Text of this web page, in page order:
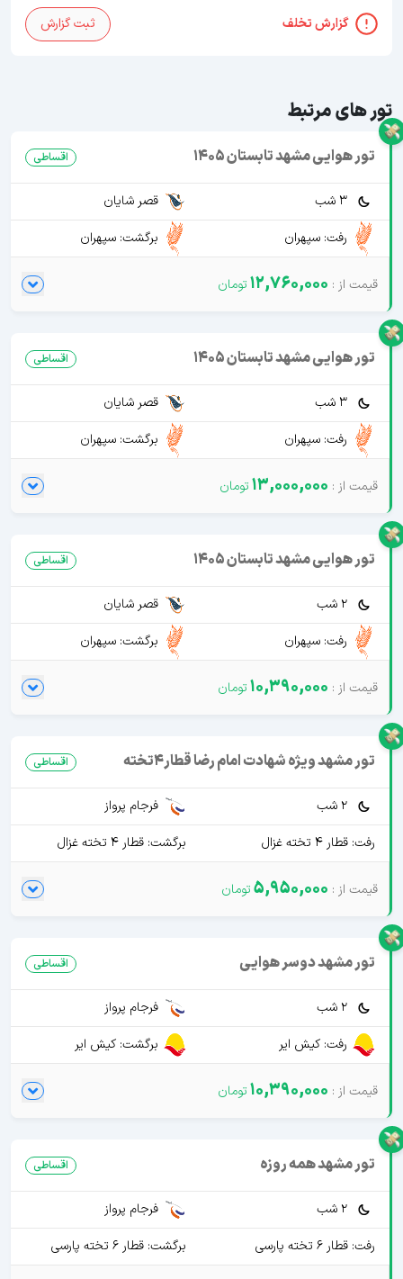
گزارش تخلف ثبت گزارش
تور های مرتبط
تور هوایی مشهد تابستان 1405 اقساطی
3 شب
قصر شایان
رفت: سپهران
برگشت: سپهران
12,760,000
تور هوایی مشهد تابستان 1405 اقساطی
3 شب
قصر شایان
رفت: سپهران
برگشت: سپهران
13,000,000
تور هوایی مشهد تابستان 1405 اقساطی
2 شب
قصر شایان
رفت: سپهران
برگشت: سپهران
10,390,000
تور مشهد ویژه شهادت امام رضا قطار4تخته اقساطی
2 شب
فرجام پرواز
رفت: قطار 4 تخته غزال
برگشت: قطار 4 تخته غزال
5,950,000
تور مشهد دوسر هوایی اقساطی
2 شب
فرجام پرواز
رفت: کیش ایر
برگشت: کیش ایر
10,390,000
تور مشهد همه روزه اقساطی
2 شب
فرجام پرواز
رفت: قطار 6 تخته پارسی
برگشت: قطار 6 تخته پارسی